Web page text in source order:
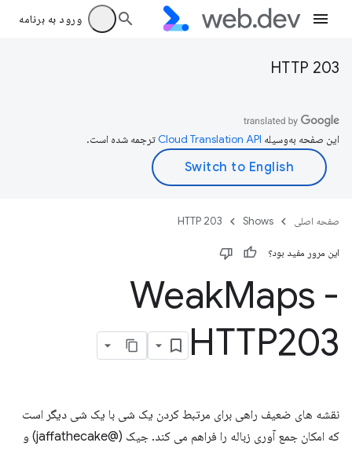
ورود به برنامه
HTTP 203
این صفحه به‌وسیله ترجمه شده است.
صفحه اصلی Shows
HTTP 203
این مرور مفید بود؟
WeakMaps -
HTTP203
نقشه های ضعیف راهی برای مرتبط کردن یک شی با یک شی دیگر است
که امکان جمع آوری زباله را فراهم می کند. جیک (@jaffathecake) و